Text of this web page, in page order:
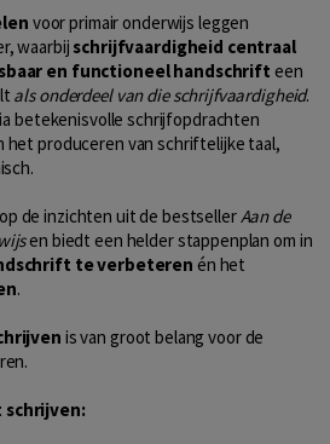
voor primair onderwijs leggen
waarbij schrijfvaardigheid centraal
en functioneel handschrift een
als onderdeel van die schrijfvaardigheid.
betekenisvolle schrijfopdrachten
het produceren van schriftelijke taal,
de inzichten uit de bestseller Aan de
en biedt een helder stappenplan om in
te verbeteren én het
.
is van groot belang voor de
schrijven: